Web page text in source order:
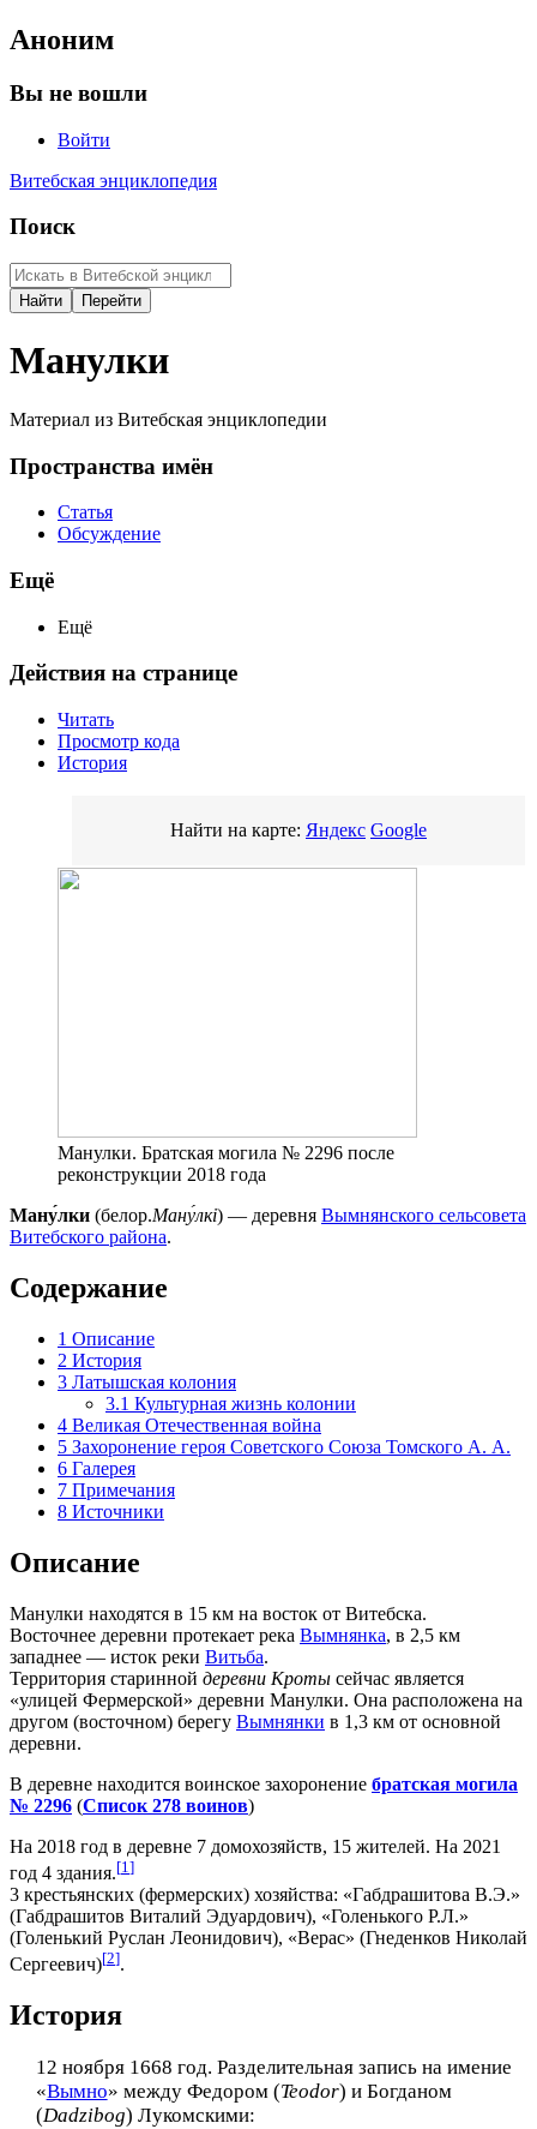
Аноним
Вы не вошли
Войти
Витебская энциклопедия
Поиск
Манулки
Материал из Витебская энциклопедии
Пространства имён
Статья
Обсуждение
Ещё
Ещё
Действия на странице
Читать
Просмотр кода
История
Найти на карте: Яндекс Google
Манулки. Братская могила № 2296 после
реконструкции 2018 года
Ману́лки (белор.Ману́лкі) — деревня Вымнянского сельсовета
Витебского района.
Содержание
1 Описание
2 История
3 Латышская колония
3.1 Культурная жизнь колонии
4 Великая Отечественная война
5 Захоронение героя Советского Союза Томского А. А.
6 Галерея
7 Примечания
8 Источники
Описание
Манулки находятся в 15 км на восток от Витебска.
Восточнее деревни протекает река Вымнянка, в 2,5 км
западнее — исток реки Витьба.
Территория старинной деревни Кроты сейчас является
«улицей Фермерской» деревни Манулки. Она расположена на
другом (восточном) берегу Вымнянки в 1,3 км от основной
деревни.
В деревне находится воинское захоронение братская могила
№ 2296 (Список 278 воинов)
На 2018 год в деревне 7 домохозяйств, 15 жителей. На 2021
год 4 здания.[1 ]
3 крестьянских (фермерских) хозяйства: «Габдрашитова В.Э.»
(Габдрашитов Виталий Эдуардович), «Голенького Р.Л.»
(Голенький Руслан Леонидович), «Верас» (Гнеденков Николай
Сергеевич)[2].
История
12 ноября 1668 год. Разделительная запись на имение
«Вымно» между Федором (Teodor) и Богданом
(Dadzibog) Лукомскими: